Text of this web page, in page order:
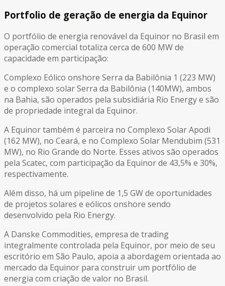
Portfolio de geração de energia da Equinor
O portfólio de energia renovável da Equinor no Brasil em
operação comercial totaliza cerca de 600 MW de
capacidade em participação:
Complexo Eólico onshore Serra da Babilônia 1 (223 MW)
e o complexo solar Serra da Babilônia (140MW), ambos
na Bahia, são operados pela subsidiária Rio Energy e são
de propriedade integral da Equinor.
A Equinor também é parceira no Complexo Solar Apodi
(162 MW), no Ceará, e no Complexo Solar Mendubim (531
MW), no Rio Grande do Norte. Esses ativos são operados
pela Scatec, com participação da Equinor de 43,5% e 30%,
respectivamente.
Além disso, há um pipeline de 1,5 GW de oportunidades
de projetos solares e eólicos onshore sendo
desenvolvido pela Rio Energy.
A Danske Commodities, empresa de trading
integralmente controlada pela Equinor, por meio de seu
escritório em São Paulo, apoia a abordagem orientada ao
mercado da Equinor para construir um portfólio de
energia com criação de valor no Brasil.